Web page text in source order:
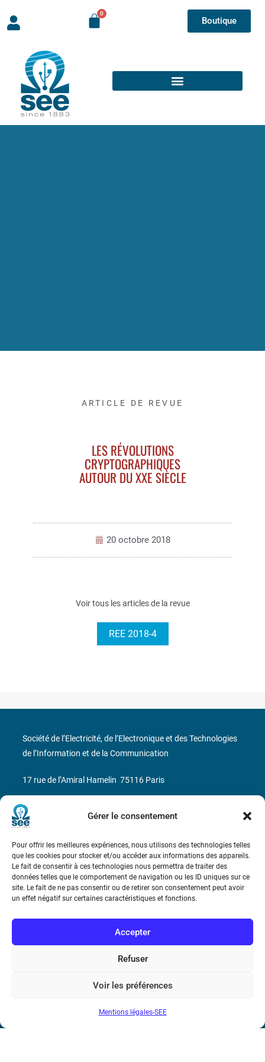
Gérer le consentement
Pour offrir les meilleures expériences, nous utilisons des technologies telles
que les cookies pour stocker et/ou accéder aux informations des appareils.
Le fait de consentir à ces technologies nous permettra de traiter des
données telles que le comportement de navigation ou les ID uniques sur ce
site. Le fait de ne pas consentir ou de retirer son consentement peut avoir
un effet négatif sur certaines caractéristiques et fonctions.
Accepter
Refuser
Voir les préférences
Mentions légales-SEE
Boutique
ARTICLE DE REVUE
LES RÉVOLUTIONS
CRYPTOGRAPHIQUES
AUTOUR DU XXE SIÈCLE
20 octobre 2018
Voir tous les articles de la revue
REE 2018-4
Bicentenaire des découvertes d’André-
Conditions Générales de Vente
Mentions légales
Société de l’Electricité, de l’Electronique et des Technologies
de l’Information et de la Communication
17 rue de l’Amiral Hamelin 75116 Paris
Métro : « Boissière » Ligne 6 et « Iéna » Ligne 9
N° de SIREN : 785 393 232, Code APE : 9412Z TVA intra-
communautaire : FR44 785 393 232